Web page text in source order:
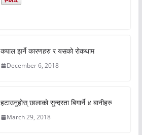
कपाल झर्ने कारणहरु र यसको रोकथाम
December 6, 2018
हटाउनुहोस् छालाको सुन्दरता बिगार्ने ४ बानीहरु
March 29, 2018